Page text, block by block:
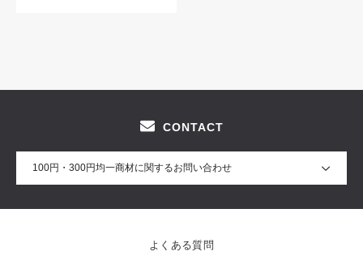
CONTACT
100円・300円均一商材に関するお問い合わせ
よくある質問